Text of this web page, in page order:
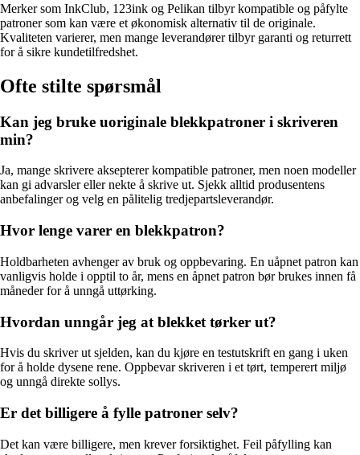
Merker som InkClub, 123ink og Pelikan tilbyr kompatible og påfylte
patroner som kan være et økonomisk alternativ til de originale.
Kvaliteten varierer, men mange leverandører tilbyr garanti og returrett
for å sikre kundetilfredshet.
Ofte stilte spørsmål
Kan jeg bruke uoriginale blekkpatroner i skriveren
min?
Ja, mange skrivere aksepterer kompatible patroner, men noen modeller
kan gi advarsler eller nekte å skrive ut. Sjekk alltid produsentens
anbefalinger og velg en pålitelig tredjepartsleverandør.
Hvor lenge varer en blekkpatron?
Holdbarheten avhenger av bruk og oppbevaring. En uåpnet patron kan
vanligvis holde i opptil to år, mens en åpnet patron bør brukes innen få
måneder for å unngå uttørking.
Hvordan unngår jeg at blekket tørker ut?
Hvis du skriver ut sjelden, kan du kjøre en testutskrift en gang i uken
for å holde dysene rene. Oppbevar skriveren i et tørt, temperert miljø
og unngå direkte sollys.
Er det billigere å fylle patroner selv?
Det kan være billigere, men krever forsiktighet. Feil påfylling kan